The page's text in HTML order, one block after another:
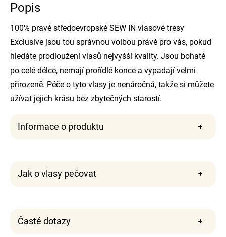
Popis
100% pravé středoevropské SEW IN vlasové tresy
Exclusive jsou tou správnou volbou právě pro vás, pokud
hledáte prodloužení vlasů nejvyšší kvality. Jsou bohaté
po celé délce, nemají prořídlé konce a vypadají velmi
přirozeně. Péče o tyto vlasy je nenáročná, takže si můžete
užívat jejich krásu bez zbytečných starostí.
Informace o produktu
Jak o vlasy pečovat
Časté dotazy